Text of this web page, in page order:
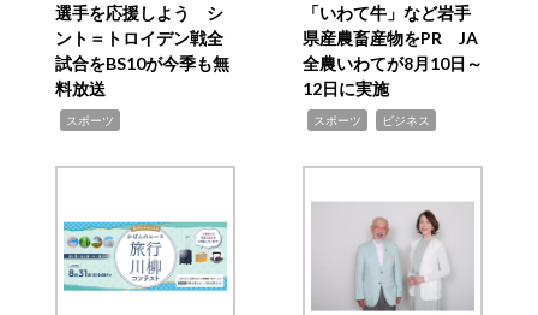
選手を応援しよう シ
ント＝トロイデン戦全
試合をBS10が今季も無
料放送
スポーツ
「いわて牛」など岩手
県産農畜産物をPR JA
全農いわてが8月10日～
12日に実施
スポーツ ビジネス